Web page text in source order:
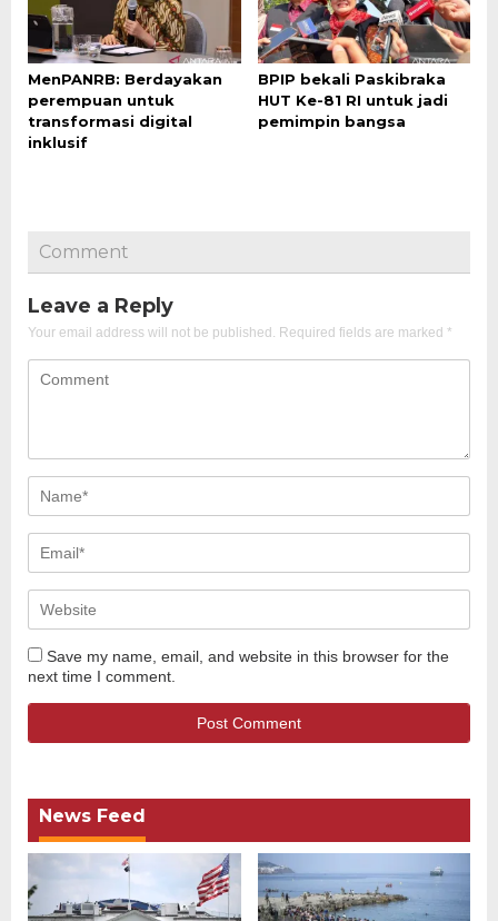
MenPANRB: Berdayakan
perempuan untuk
transformasi digital
inklusif
BPIP bekali Paskibraka
HUT Ke-81 RI untuk jadi
pemimpin bangsa
Comment
Leave a Reply
Your email address will not be published. Required fields are marked *
Save my name, email, and website in this browser for the
next time I comment.
News Feed